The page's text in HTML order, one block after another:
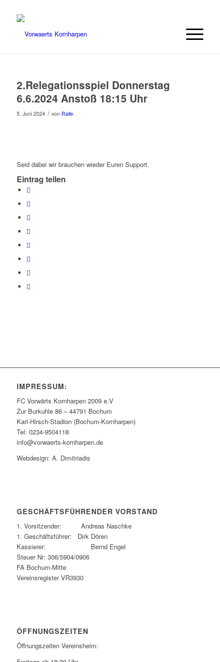
2.Relegationsspiel Donnerstag
6.6.2024 Anstoß 18:15 Uhr
5. Juni 2024 / von Ralle
Seid dabei wir brauchen wieder Euren Support.
Eintrag teilen
IMPRESSUM:
FC Vorwärts Kornharpen 2009 e.V
Zur Burkuhle 86 – 44791 Bochum
Karl-Hirsch-Stadion (Bochum-Kornharpen)
Tel: 0234-9504118
info@vorwaerts-kornharpen.de
Webdesign: A. Dimitriadis
GESCHÄFTSFÜHRENDER VORSTAND
1. Vorsitzender: Andreas Naschke
1. Geschäftsführer: Dirk Dören
Kassierer: Bernd Engel
Steuer Nr: 306/5904/0906
FA Bochum-Mitte
Vereinsregister VR3930
ÖFFNUNGSZEITEN
Öffnungszeiten Vereinsheim: